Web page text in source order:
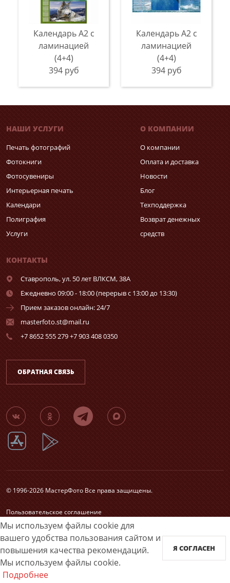
Календарь А2 с
ламинацией
(4+4)
394 руб
Календарь А2 с
ламинацией
(4+4)
394 руб
Мы используем файлы cookie для
вашего удобства пользования сайтом и
повышения качества рекомендаций.
Мы используем файлы cookie.
Подробнее
Я СОГЛАСЕН
НАШИ УСЛУГИ
Печать фотографий
Фотокниги
Фотосувениры
Интерьерная печать
Календари
Полиграфия
Услуги
О КОМПАНИИ
О компании
Оплата и доставка
Новости
Блог
Техподдержка
Возврат денежных
средств
КОНТАКТЫ
Ставрополь,ул. 50 лет ВЛКСМ, 38А
Ежедневно 09:00 - 18:00 (перерыв с 13:00 до 13:30)
Прием заказов онлайн: 24/7
masterfoto.st@mail.ru
+7 8652 555 279 +7 903 408 0350
ОБРАТНАЯ СВЯЗЬ
© 1996-2026 МастерФото Все права защищены.
Пользовательское соглашение
Согласие на обработку персональных данных
Карта сайта
Принимаем к оплате